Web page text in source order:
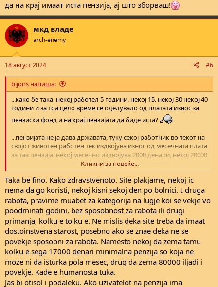
да на крај имаат иста пензија, ај што зборваш!
мкд владе
arch-enemy
18 август 2024 #6
bijons напиша:
...како бе така, некој работел 5 години, некој 15, некој 30 некој 40
години и за тоа цело време се оделувало од платата износ за
пензиски фонд и на крај пензијата да биде иста?
...пензијата не ја дава државата, туку секој работник во текот на
својот животен работен тек издвојува износ од месечната плата
за таа пензија, некој месечно издвојува 2000 денари, некој 20000
денари во пензискиот фонд, за да на крај имаат иста пензија, ај
што зборваш!
Кликни за повеќе...
Taka be fino. Kako zdravstvenoto. Site plakjame, nekoj ic
nema da go koristi, nekoj kisni sekoj den po bolnici. I druga
rabota, pravime muabet za kategorija na lugje koi se vekje vo
poodminati godini, bez sposobnost za rabota ili drugi
primanja, kolku e tolku e. Ne mislis deka site treba da imaat
dostoinstvena starost, posebno ako se znae deka ne se
povekje sposobni za rabota. Namesto nekoj da zema tamu
kolku e sega 17000 denari minimalna penzija so koja ne
moze ni da isturka pola mesec, drug da zema 80000 iljadi i
povekje. Kade e humanosta tuka.
Jas bi otisol i podaleku. Ako uzivatelot na penzija ima